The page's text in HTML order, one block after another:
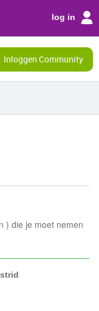
log in
Inloggen Community
) die je moet nemen